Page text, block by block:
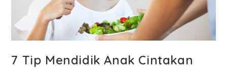
7 Tip Mendidik Anak Cintakan